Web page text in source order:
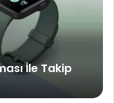
İle Takip